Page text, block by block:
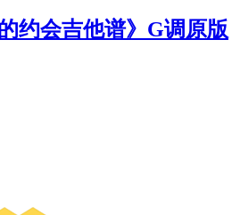
约会吉他谱》G调原版